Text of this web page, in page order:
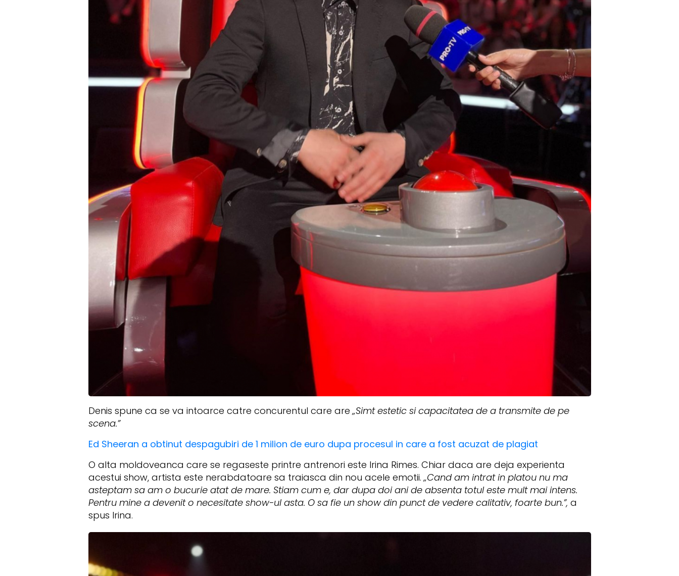
Denis spune ca se va intoarce catre concurentul care are„Simt estetic si capacitatea de a transmite de pe
scena.”
Ed Sheeran a obtinut despagubiri de 1 milion de euro dupa procesul in care a fost acuzat de plagiat
O alta moldoveanca care se regaseste printre antrenori este Irina Rimes. Chiar daca are deja experienta
acestui show, artista este nerabdatoare sa traiasca din nou acele emotii.„Cand am intrat in platou nu ma
asteptam sa am o bucurie atat de mare. Stiam cum e, dar dupa doi ani de absenta totul este mult mai intens.
Pentru mine a devenit o necesitate show-ul asta. O sa fie un show din punct de vedere calitativ, foarte bun.”, a
spus Irina.